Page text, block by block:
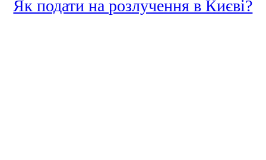
Як подати на розлучення в Києві?